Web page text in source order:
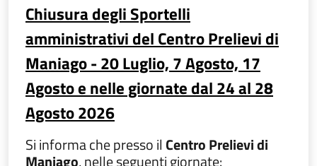
Chiusura degli Sportelli
amministrativi del Centro Prelievi di
Maniago - 20 Luglio, 7 Agosto, 17
Agosto e nelle giornate dal 24 al 28
Agosto 2026
Si informa che presso il Centro Prelievi di
Maniago, nelle seguenti giornate: